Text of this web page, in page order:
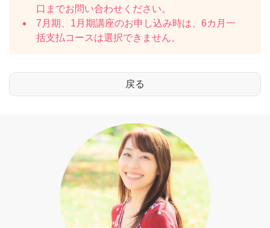
口までお問い合わせください。
7月期、1月期講座のお申し込み時は、6カ月一
括支払コースは選択できません。